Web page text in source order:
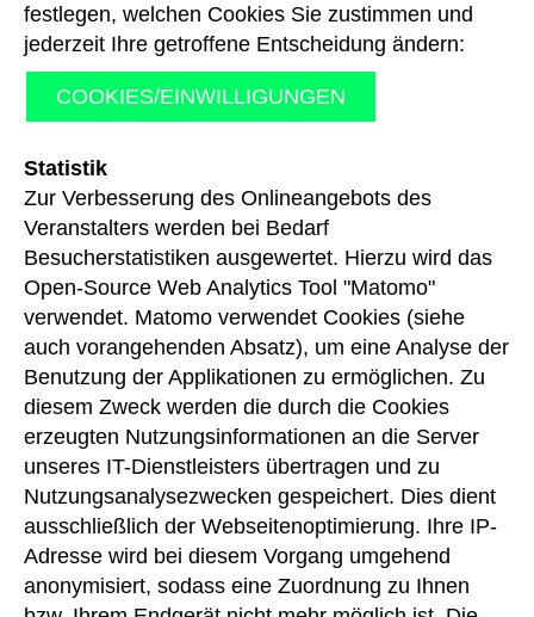
festlegen, welchen Cookies Sie zustimmen und
jederzeit Ihre getroffene Entscheidung ändern:
COOKIES/EINWILLIGUNGEN
Statistik
Zur Verbesserung des Onlineangebots des
Veranstalters werden bei Bedarf
Besucherstatistiken ausgewertet. Hierzu wird das
Open-Source Web Analytics Tool "Matomo"
verwendet. Matomo verwendet Cookies (siehe
auch vorangehenden Absatz), um eine Analyse der
Benutzung der Applikationen zu ermöglichen. Zu
diesem Zweck werden die durch die Cookies
erzeugten Nutzungsinformationen an die Server
unseres IT-Dienstleisters übertragen und zu
Nutzungsanalysezwecken gespeichert. Dies dient
ausschließlich der Webseitenoptimierung. Ihre IP-
Adresse wird bei diesem Vorgang umgehend
anonymisiert, sodass eine Zuordnung zu Ihnen